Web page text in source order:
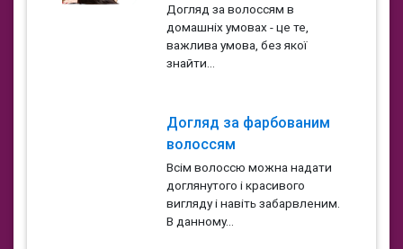
Догляд за волоссям в
домашніх умовах - це те,
важлива умова, без якої
знайти...
Догляд за фарбованим
волоссям
Всім волоссю можна надати
доглянутого і красивого
вигляду і навіть забарвленим.
В данному...